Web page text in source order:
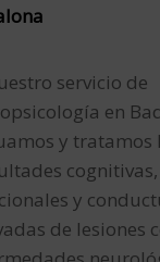
servicio de
en
y tratamos
cognitivas,
y
de lesiones